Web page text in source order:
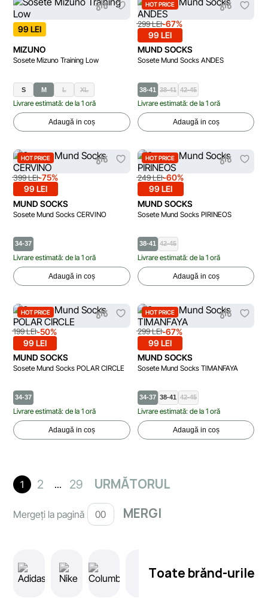
99 LEI
MIZUNO
Sosete Mizuno Training Low
S M L XL
Livrare estimată: de la 1 oră
Adaugă in coș
HOT PRICE
299 LEI-67%
99 LEI
MUND SOCKS
Sosete Mund Socks ANDES
38-41 38-41 42-45
Livrare estimată: de la 1 oră
Adaugă in coș
HOT PRICE
399 LEI-75%
99 LEI
MUND SOCKS
Sosete Mund Socks CERVINO
34-37
Livrare estimată: de la 1 oră
Adaugă in coș
HOT PRICE
249 LEI-60%
99 LEI
MUND SOCKS
Sosete Mund Socks PIRINEOS
38-41 42-45
Livrare estimată: de la 1 oră
Adaugă in coș
HOT PRICE
199 LEI-50%
99 LEI
MUND SOCKS
Sosete Mund Socks POLAR CIRCLE
34-37
Livrare estimată: de la 1 oră
Adaugă in coș
HOT PRICE
299 LEI-67%
99 LEI
MUND SOCKS
Sosete Mund Socks TIMANFAYA
34-37 38-41 42-45
Livrare estimată: de la 1 oră
Adaugă in coș
1 2 ... 29 URMĂTORUL
Mergeți la pagină
Toate brănd-urile